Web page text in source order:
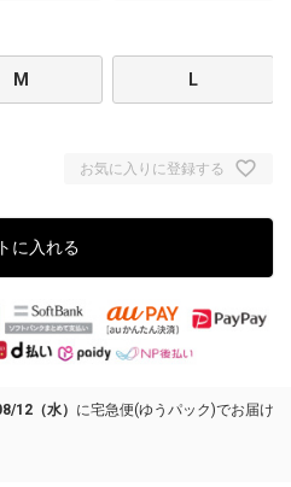
M L
お気に入りに登録する
に入れる
12（水） に宅急便(ゆうパック)でお届け